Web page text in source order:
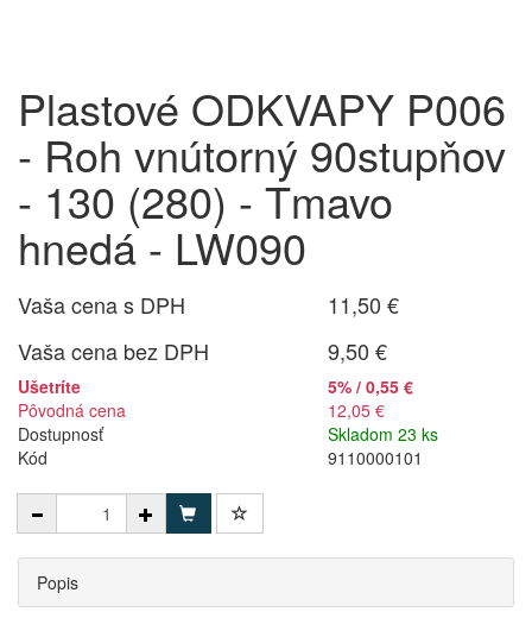
Plastové ODKVAPY P006
- Roh vnútorný 90stupňov
- 130 (280) - Tmavo
hnedá - LW090
Vaša cena s DPH
11,50 €
Vaša cena bez DPH
9,50 €
Ušetríte
5% / 0,55 €
Pôvodná cena
12,05 €
Dostupnosť
Skladom 23 ks
Kód
9110000101
Popis